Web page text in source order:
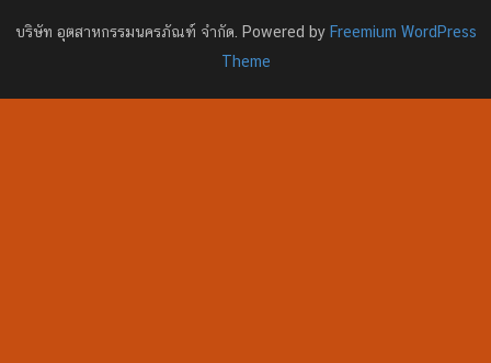
บริษัท อุตสาหกรรมนครภัณฑ์ จำกัด. Powered by Freemium WordPress
Theme